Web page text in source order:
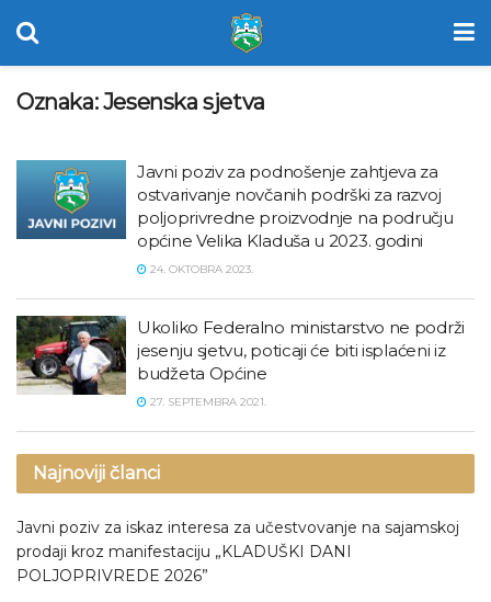
Oznaka:Jesenska sjetva
Javni poziv za podnošenje zahtjeva za
ostvarivanje novčanih podrški za razvoj
poljoprivredne proizvodnje na području
općine Velika Kladuša u 2023. godini
24. OKTOBRA 2023.
Ukoliko Federalno ministarstvo ne podrži
jesenju sjetvu, poticaji će biti isplaćeni iz
budžeta Općine
27. SEPTEMBRA 2021.
Najnoviji članci
Javni poziv za iskaz interesa za učestvovanje na sajamskoj
prodaji kroz manifestaciju „KLADUŠKI DANI
POLJOPRIVREDE 2026”